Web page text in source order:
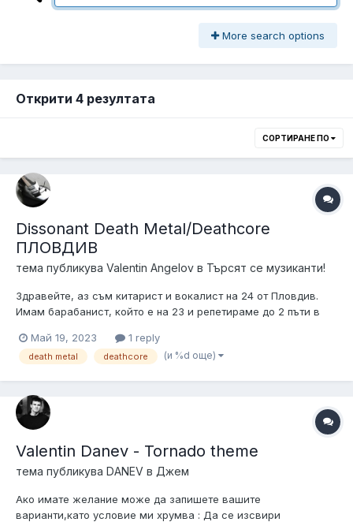
More search options
Открити 4 резултата
СОРТИРАНЕ ПО
Dissonant Death Metal/Deathcore
ПЛОВДИВ
тема публикува Valentin Angelov в Търсят се музиканти!
Здравейте, аз съм китарист и вокалист на 24 от Пловдив.
Имам барабанист, който е на 23 и репетираме до 2 пъти в
Търсим Басист, също и допълнителна Китара. Плюс е ако
можете Growl/scream/чисти вокали за бек вокал. Идеята е
Май 19, 2023 1 reply
death metal deathcore (и %d още)
Valentin Danev - Tornado theme
тема публикува DANEV в Джем
Ако имате желание може да запишете вашите
варианти,като условие ми хрумва : Да се изсвири